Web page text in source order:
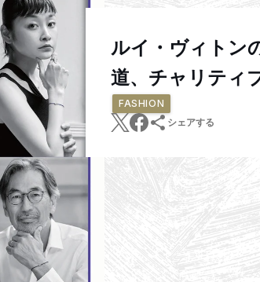
ルイ・ヴィトン
道、チャリティ
FASHION
シェアする